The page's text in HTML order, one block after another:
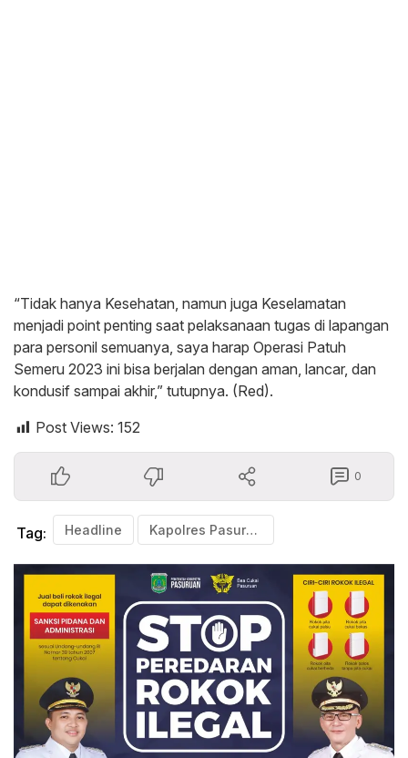
“Tidak hanya Kesehatan, namun juga Keselamatan
menjadi point penting saat pelaksanaan tugas di lapangan
para personil semuanya, saya harap Operasi Patuh
Semeru 2023 ini bisa berjalan dengan aman, lancar, dan
kondusif sampai akhir,” tutupnya. (Red).
Post Views: 152
0
Tag: Headline Kapolres Pasuruan Pimpin Apel Gelar Pasukan Operasi Patuh Semeru 2023